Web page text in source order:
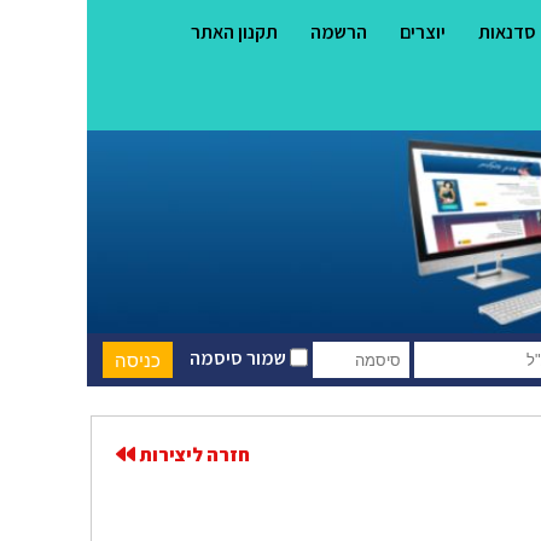
סדנאות יוצרים הרשמה תקנון האתר
שמור סיסמה
חזרה ליצירות